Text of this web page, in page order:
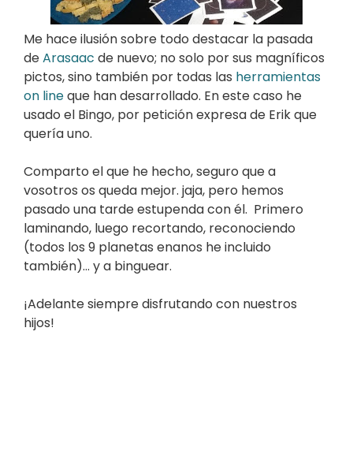
Me hace ilusión sobre todo destacar la pasada
deArasaac de nuevo; no solo por sus magníficos
pictos, sino también por todas las herramientas
on lineque han desarrollado. En este caso he
usado el Bingo, por petición expresa de Erik que
quería uno.
Comparto el que he hecho, seguro que a
vosotros os queda mejor. jaja, pero hemos
pasado una tarde estupenda con él. Primero
laminando, luego recortando, reconociendo
(todos los 9 planetas enanos he incluido
también)… y a binguear.
¡Adelante siempre disfrutando con nuestros
hijos!